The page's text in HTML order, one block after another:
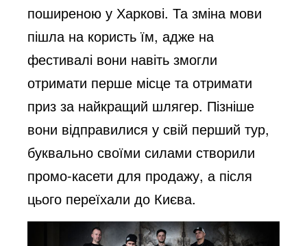
поширеною у Харкові. Та зміна мови
пішла на користь їм, адже на
фестивалі вони навіть змогли
отримати перше місце та отримати
приз за найкращий шлягер. Пізніше
вони відправилися у свій перший тур,
буквально своїми силами створили
промо-касети для продажу, а після
цього переїхали до Києва.